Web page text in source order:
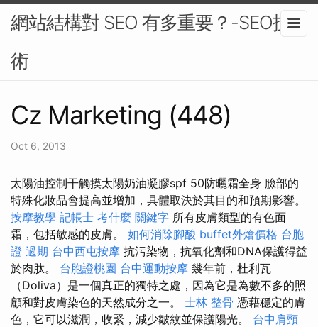
網站結構對 SEO 有多重要？-SEO技
術
Cz Marketing (448)
Oct 6, 2013
太陽油控制干觸摸太陽奶油凝膠spf 50防曬霜全身 臉部的
特殊化妝品會提高並增加，具體取決於其目的和預期影響。
按摩教學 記帳士 考什麼 關鍵字 所有皮膚類型的有色面
霜，包括敏感的皮膚。 如何消除腳酸 buffet外燴價格 台胞
證 過期 台中西屯按摩 抗污染物，抗氧化劑和DNA保護得益
於肉肽。 台胞證桃園 台中運動按摩 幾年前，杜利瓦
（Doliva）是一個真正的獨特之處，因為它是為數不多的照
顧和對皮膚染色的天然成分之一。 士林 整骨 憑藉穩定的膚
色，它可以滋潤，收緊，減少皺紋並保護陽光。 台中肩頸